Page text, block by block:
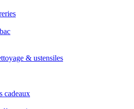
& ustensiles
cadeaux